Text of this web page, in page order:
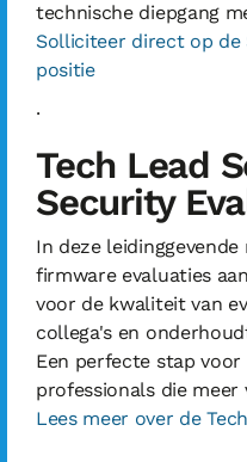
technische diepgang
Solliciteer direct op de
positie
.
Tech Lead
Security
In deze
firmware evaluaties
voor de kwaliteit van
collega's en
Een perfecte stap
professionals die
Lees meer over de